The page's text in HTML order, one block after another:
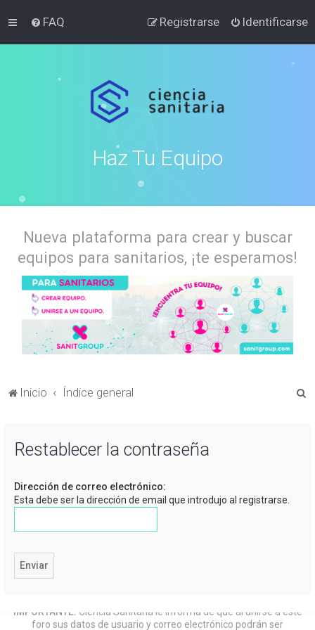
FAQ Identificarse
Registrarse
Haz Tu Equipo
Nueva plataforma para crear y buscar
equipos para sanitarios, ¡te esperamos!
Inicio Índice general
Restablecer la contraseña
Dirección de correo electrónico:
Esta debe ser la dirección de email que introdujo al registrarse.
IMPORTANTE: Ciencia Sanitaria le informa de que al unirse a este
foro sus datos de usuario y correo electrónico podrán ser